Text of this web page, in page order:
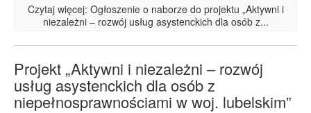
Czytaj więcej: Ogłoszenie o naborze do projektu „Aktywni i
niezależni – rozwój usług asystenckich dla osób z...
Projekt „Aktywni i niezależni – rozwój
usług asystenckich dla osób z
niepełnosprawnościami w woj. lubelskim”